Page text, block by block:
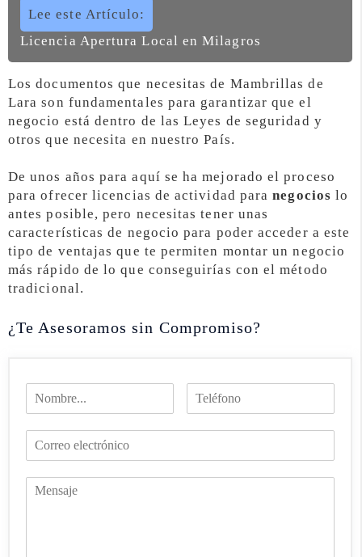
Lee este Artículo:
Licencia Apertura Local en Milagros
Los documentos que necesitas de Mambrillas de
Lara son fundamentales para garantizar que el
negocio está dentro de las Leyes de seguridad y
otros que necesita en nuestro País.
De unos años para aquí se ha mejorado el proceso
para ofrecer licencias de actividad paranegocios lo
antes posible, pero necesitas tener unas
características de negocio para poder acceder a este
tipo de ventajas que te permiten montar un negocio
más rápido de lo que conseguirías con el método
tradicional.
¿Te Asesoramos sin Compromiso?